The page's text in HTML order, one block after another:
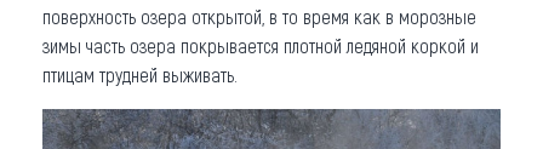
поверхность озера открытой, в то время как в морозные
зимы часть озера покрывается плотной ледяной коркой и
птицам трудней выживать.